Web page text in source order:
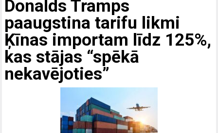
Donalds Tramps
paaugstina tarifu likmi
Ķīnas importam līdz 125%,
kas stājas “spēkā
nekavējoties”